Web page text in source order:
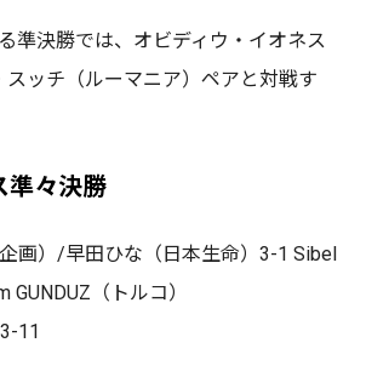
準決勝では、オビディウ・イオネス
ッチ（ルーマニア）ペアと対戦す
準々決勝
画）/早田ひな（日本生命）3-1 Sibel
GUNDUZ（トルコ）
11